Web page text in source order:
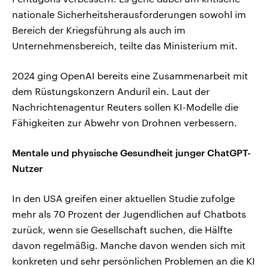
nationale Sicherheitsherausforderungen sowohl im
Bereich der Kriegsführung als auch im
Unternehmensbereich, teilte das Ministerium mit.
2024 ging OpenAI bereits eine Zusammenarbeit mit
dem Rüstungskonzern Anduril ein. Laut der
Nachrichtenagentur Reuters sollen KI-Modelle die
Fähigkeiten zur Abwehr von Drohnen verbessern.
Mentale und physische Gesundheit junger ChatGPT-
Nutzer
In den USA greifen einer aktuellen Studie zufolge
mehr als 70 Prozent der Jugendlichen auf Chatbots
zurück, wenn sie Gesellschaft suchen, die Hälfte
davon regelmäßig. Manche davon wenden sich mit
konkreten und sehr persönlichen Problemen an die KI